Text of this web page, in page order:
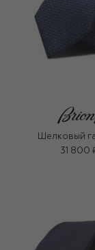
Шелковый
31 800